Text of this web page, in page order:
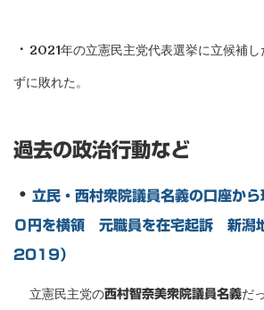
・ 2021年の立憲民主党代表選挙に立候補
ずに敗れた。
過去の政治行動など
・ 立民・西村衆院議員名義の口座か
０円を横領 元職員を在宅起訴 新潟
2019）
立憲民主党の西村智奈美衆院議員名義だ